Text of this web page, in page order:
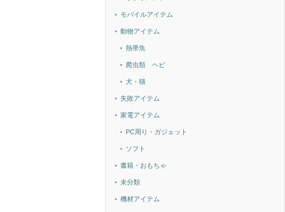
モバイルアイテム
動物アイテム
熱帯魚
爬虫類 ヘビ
犬・猫
失敗アイテム
家電アイテム
PC周り・ガジェット
ソフト
書籍・おもちゃ
未分類
機材アイテム